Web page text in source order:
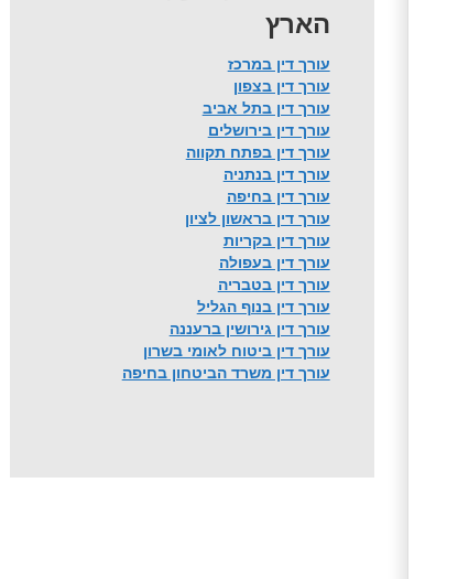
הארץ
עורך דין במרכז
עורך דין בצפון
עורך דין בתל אביב
עורך דין בירושלים
עורך דין בפתח תקווה
עורך דין בנתניה
עורך דין בחיפה
עורך דין בראשון לציון
עורך דין בקריות
עורך דין בעפולה
עורך דין בטבריה
עורך דין בנוף הגליל
עורך דין גירושין ברעננה
עורך דין ביטוח לאומי בשרון
עורך דין משרד הביטחון בחיפה